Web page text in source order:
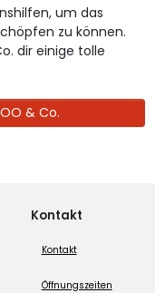
um das
zu können.
dir einige tolle
& Co.
Kontakt
Kontakt
Öffnungszeiten